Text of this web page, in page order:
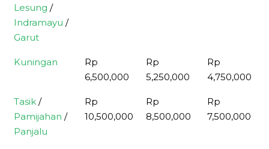
Lesung /
Indramayu /
Garut
Kuningan
Rp
6,500,000
Rp
5,250,000
Rp
4,750,000
Tasik /
Pamijahan /
Panjalu
Rp
10,500,000
Rp
8,500,000
Rp
7,500,000